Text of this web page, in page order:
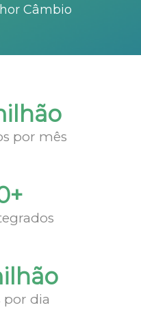
Câmbio
por mês
por dia